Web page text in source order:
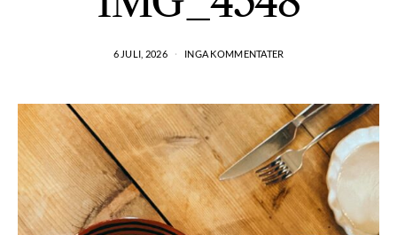
6 JULI, 2026 INGA KOMMENTATER